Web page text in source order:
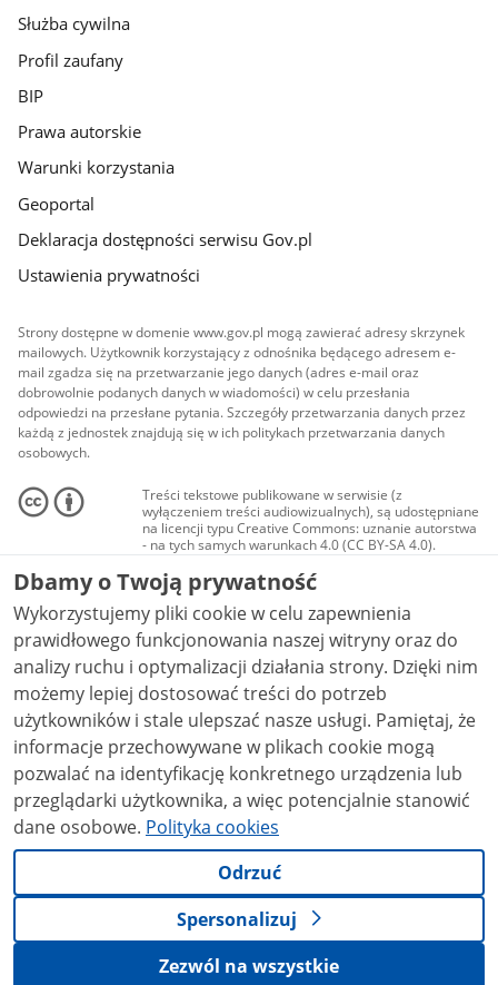
Służba cywilna
Profil zaufany
BIP
Prawa autorskie
Warunki korzystania
Geoportal
Deklaracja dostępności serwisu Gov.pl
Ustawienia prywatności
Strony dostępne w domenie www.gov.pl mogą zawierać adresy skrzynek
mailowych. Użytkownik korzystający z odnośnika będącego adresem e-
mail zgadza się na przetwarzanie jego danych (adres e-mail oraz
dobrowolnie podanych danych w wiadomości) w celu przesłania
odpowiedzi na przesłane pytania. Szczegóły przetwarzania danych przez
każdą z jednostek znajdują się w ich politykach przetwarzania danych
osobowych.
Treści tekstowe publikowane w serwisie (z
wyłączeniem treści audiowizualnych), są udostępniane
na licencji typu Creative Commons: uznanie autorstwa
- na tych samych warunkach 4.0 (CC BY-SA 4.0).
Materiały audiowizualne, w tym zdjęcia, materiały
audio i wideo, są udostępniane na licencji typu
Creative Commons: uznanie autorstwa użycie
niekomercyjne - bez utworów zależnych 4.0 (CC BY-
NC-ND 4.0), o ile nie jest to stwierdzone inaczej.
Dbamy o Twoją prywatność
Wykorzystujemy pliki cookie w celu zapewnienia
prawidłowego funkcjonowania naszej witryny oraz do
analizy ruchu i optymalizacji działania strony. Dzięki nim
możemy lepiej dostosować treści do potrzeb
użytkowników i stale ulepszać nasze usługi. Pamiętaj, że
informacje przechowywane w plikach cookie mogą
pozwalać na identyfikację konkretnego urządzenia lub
przeglądarki użytkownika, a więc potencjalnie stanowić
dane osobowe. Polityka cookies
Odrzuć
Spersonalizuj
Zezwól na wszystkie